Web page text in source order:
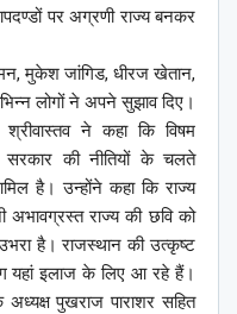
पर अग्रणी राज्य बनकर
मुकेश जांगिड, धीरज खेतान,
लोगों ने अपने सुझाव दिए।
ने कहा कि विषम
सरकार की नीतियों के चलते
है। उन्होंने कहा कि राज्य
अभावग्रस्त राज्य की छवि को
है। राजस्थान की उत्कृष्ट
यहां इलाज के लिए आ रहे हैं।
पुखराज पाराशर सहित